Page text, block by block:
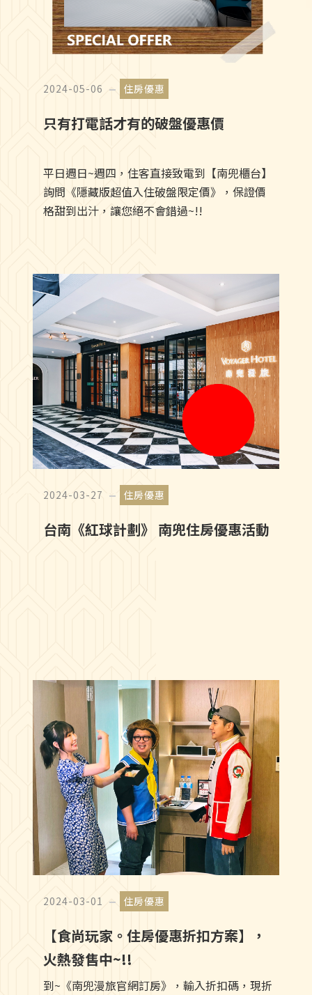
2024-05-06 住房優惠
只有打電話才有的破盤優惠價
平日週日~週四，住客直接致電到【南兜櫃台】
詢問《隱藏版超值入住破盤限定價》，保證價
格甜到出汁，讓您絕不會錯過~!!
2024-03-27 住房優惠
台南《紅球計劃》 南兜住房優惠活動
2024-03-01 住房優惠
【食尚玩家。住房優惠折扣方案】，
火熱發售中~!!
到~《南兜漫旅官網訂房》，輸入折扣碼，現折